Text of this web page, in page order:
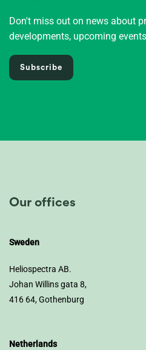
Don't miss out on news about
developments, upcoming
Subscribe
Our offices
Sweden
Heliospectra AB.
Johan Willins gata 8,
416 64, Gothenburg
Netherlands